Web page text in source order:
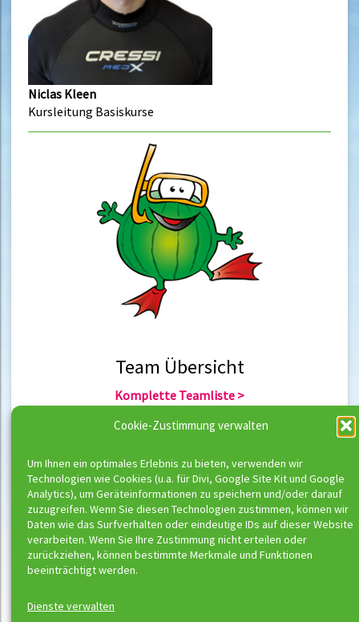
Cookie-Zustimmung verwalten
Um Ihnen ein optimales Erlebnis zu bieten, verwenden wir
Technologien wie Cookies (u.a. für Divi, Google Site Kit und Google
Analytics), um Geräteinformationen zu speichern und/oder darauf
zuzugreifen. Wenn Sie diesen Technologien zustimmen, können wir
Daten wie das Surfverhalten oder eindeutige IDs auf dieser Website
verarbeiten. Wenn Sie Ihre Zustimmung nicht erteilen oder
zurückziehen, können bestimmte Merkmale und Funktionen
beeinträchtigt werden.
Dienste verwalten
Niclas Kleen
Kursleitung Basiskurse
Team Übersicht
Komplette Teamliste >
Team Hannover >
Team Übersicht
Komplette Trainerliste >
Trainer Berlin >
Trainer Hannover >